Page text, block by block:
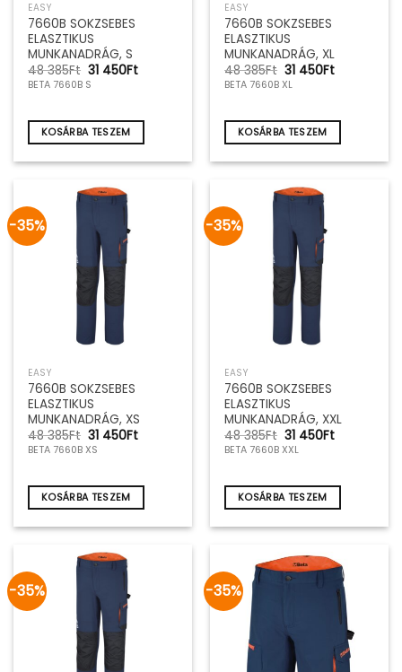
EASY
7660B SOKZSEBES
ELASZTIKUS
MUNKANADRÁG, S
48 385Ft Original
price
was:
385Ft.
31 450FtCurrent
450Ft.
BETA 7660B S
KOSÁRBA TESZEM
EASY
7660B SOKZSEBES
ELASZTIKUS
MUNKANADRÁG, XL
48 385Ft Original
price
was:
385Ft.
31 450FtCurrent
450Ft.
BETA 7660B XL
KOSÁRBA TESZEM
-35%
EASY
7660B SOKZSEBES
ELASZTIKUS
MUNKANADRÁG, XS
48 385Ft Original
price
was:
385Ft.
31 450FtCurrent
450Ft.
BETA 7660B XS
KOSÁRBA TESZEM
-35%
EASY
7660B SOKZSEBES
ELASZTIKUS
MUNKANADRÁG, XXL
48 385Ft Original
price
was:
385Ft.
31 450FtCurrent
450Ft.
BETA 7660B XXL
KOSÁRBA TESZEM
-35% -35%